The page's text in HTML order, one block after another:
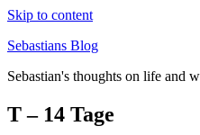
Skip to content
Sebastians Blog
Sebastian's thoughts on life and
T – 14 Tage